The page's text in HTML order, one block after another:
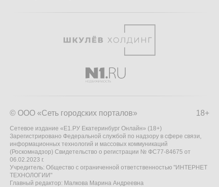
18+
© ООО «Сеть городских порталов»
Сетевое издание «Е1.РУ Екатеринбург Онлайн» (18+)
Зарегистрировано Федеральной службой по надзору в сфере связи,
информационных технологий и массовых коммуникаций
(Роскомнадзор) Свидетельство о регистрации № ФС77-84675 от
06.02.2023 г.
Учредитель: Общество с ограниченной ответственностью "ИНТЕРНЕТ
ТЕХНОЛОГИИ"
Главный редактор: Малкова Марина Андреевна